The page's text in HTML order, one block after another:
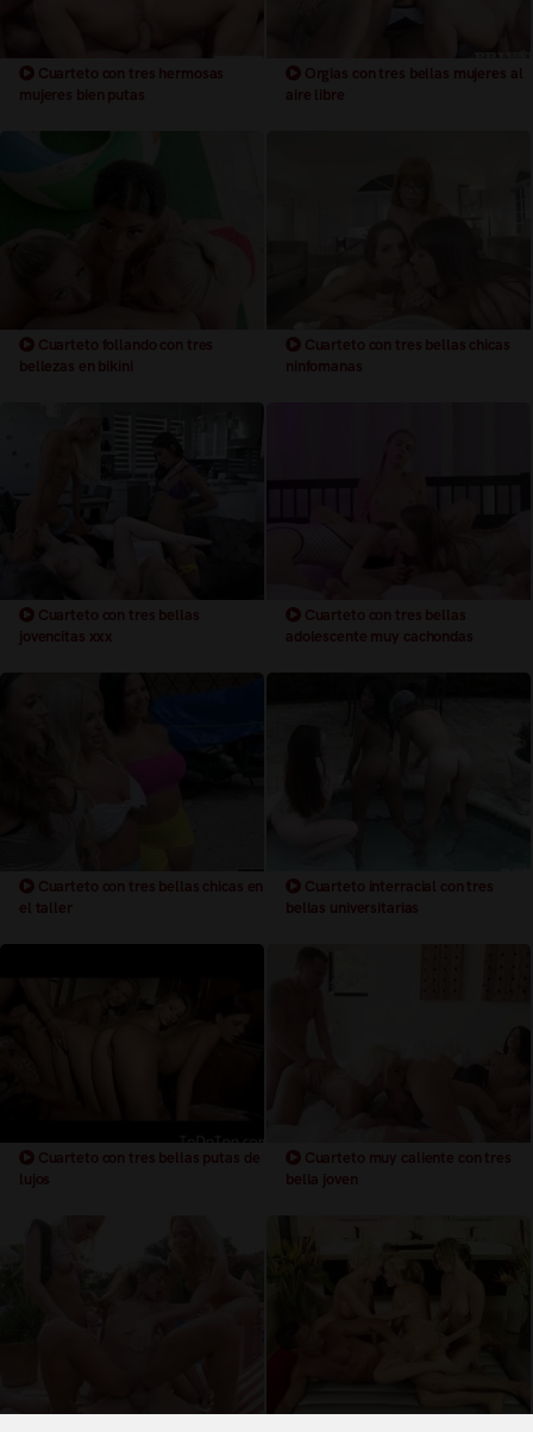
Cuarteto con tres hermosas
mujeres bien putas
Orgias con tres bellas mujeres al
aire libre
Cuarteto follando con tres
bellezas en bikini
Cuarteto con tres bellas chicas
ninfomanas
Cuarteto con tres bellas
jovencitas xxx
Cuarteto con tres bellas
adolescente muy cachondas
Cuarteto con tres bellas chicas en
el taller
Cuarteto interracial con tres
bellas universitarias
Cuarteto con tres bellas putas de
lujos
Cuarteto muy caliente con tres
bella joven